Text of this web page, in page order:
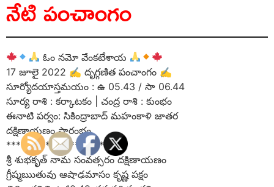
నేటి పంచాంగం
ఓం నమో వేంకటేశాయ
17 జూలై 2022 ✍ దృగ్గణిత పంచాంగం ✍
సూర్యోదయాస్తమయం : ఉ 05.43 / సా 06.44
సూర్య రాశి : కర్కాటకం | చంద్ర రాశి : కుంభం
ఈనాటి పర్వం: సికింద్రాబాద్ మహంకాళి జాతర
దక్షిణాయణం ప్రారంభం
**********************
శ్రీ శుభకృత్ నామ సంవత్సరం దక్షిణాయణం
గ్రీష్మఋతువు ఆషాఢమాసం కృష్ణ పక్షం